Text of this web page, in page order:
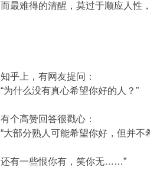
而最难得的清醒，莫过于顺应人性
知乎上，有网友提问：
“为什么没有真心希望你好的人？”
有个高赞回答很戳心：
“大部分熟人可能希望你好，但并不
还有一些恨你有，笑你无……”